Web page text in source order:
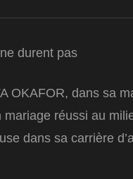
durent pas
OKAFOR, dans sa
mariage réussi au
dans sa carrière